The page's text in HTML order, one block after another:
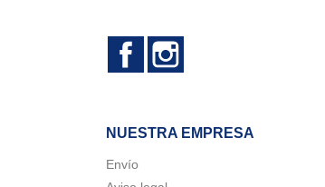
Facebook
NUESTRA EMPRESA
Envío